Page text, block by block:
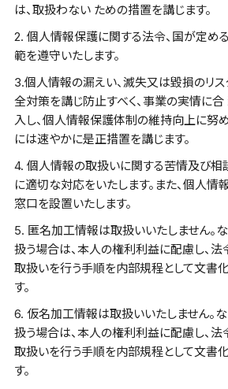
は、取扱わない ための措置を講じます。
2. 個人情報保護に関する法令、国が定め
範を遵守いたします。
3.個人情報の漏えい、滅失又は毀損のリ
全対策を講じ防止すべく、事業の実情に
入し、個人情報保護体制の維持向上に努め
には速やかに是正措置を講じます。
4. 個人情報の取扱いに関する苦情及び相
に適切な対応をいたします。また、個人情
窓口を設置いたします。
5. 匿名加工情報は取扱いいたしません。
扱う場合は、本人の権利利益に配慮し、
取扱いを行う手順を内部規程として文書
す。
6. 仮名加工情報は取扱いいたしません。
扱う場合は、本人の権利利益に配慮し、
取扱いを行う手順を内部規程として文書
す。